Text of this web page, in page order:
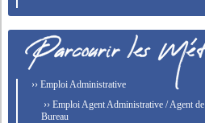
›› Emploi Administrative
›› Emploi Agent Administrative / Agent de
Bureau